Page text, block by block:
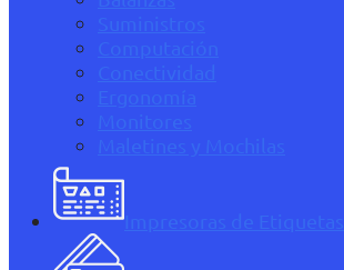
Suministros
Computación
Conectividad
Ergonomía
Monitores
Maletines y Mochilas
Impresoras de Etiquetas